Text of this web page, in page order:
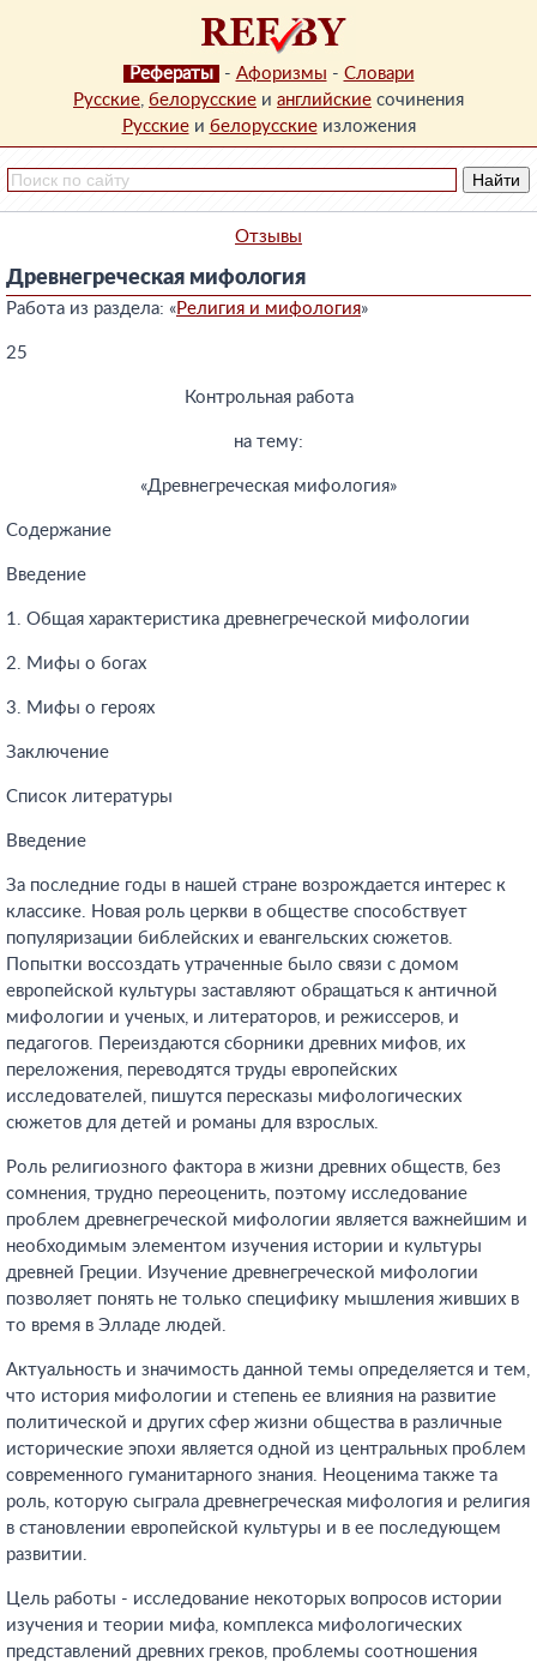
Рефераты - Афоризмы - Словари
Русские, белорусские и английские сочинения
Русскиеи белорусскиеизложения
Отзывы
Древнегреческая мифология
Работа из раздела: «Религия и мифология»
25
Контрольная работа
на тему:
«Древнегреческая мифология»
Содержание
Введение
1. Общая характеристика древнегреческой мифологии
2. Мифы о богах
3. Мифы о героях
Заключение
Список литературы
Введение
За последние годы в нашей стране возрождается интерес к
классике. Новая роль церкви в обществе способствует
популяризации библейских и евангельских сюжетов.
Попытки воссоздать утраченные было связи с домом
европейской культуры заставляют обращаться к античной
мифологии и ученых, и литераторов, и режиссеров, и
педагогов. Переиздаются сборники древних мифов, их
переложения, переводятся труды европейских
исследователей, пишутся пересказы мифологических
сюжетов для детей и романы для взрослых.
Роль религиозного фактора в жизни древних обществ, без
сомнения, трудно переоценить, поэтому исследование
проблем древнегреческой мифологии является важнейшим и
необходимым элементом изучения истории и культуры
древней Греции. Изучение древнегреческой мифологии
позволяет понять не только специфику мышления живших в
то время в Элладе людей.
Актуальность и значимость данной темы определяется и тем,
что история мифологии и степень ее влияния на развитие
политической и других сфер жизни общества в различные
исторические эпохи является одной из центральных проблем
современного гуманитарного знания. Неоценима также та
роль, которую сыграла древнегреческая мифология и религия
в становлении европейской культуры и в ее последующем
развитии.
Цель работы - исследование некоторых вопросов истории
изучения и теории мифа, комплекса мифологических
представлений древних греков, проблемы соотношения